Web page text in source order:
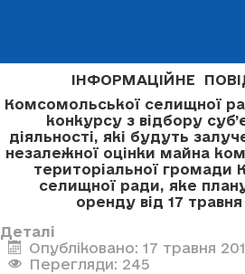
ІНФОРМАЦІЙНЕ
Комсомольської селищної
конкурсу з відбору
діяльності, які будуть
незалежної оцінки майна
територіальної громади
селищної ради, яке
оренду від 17
Деталі
Опубліковано: 17 травня
Перегляди: 245